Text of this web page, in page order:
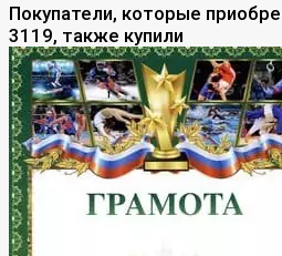
Покупатели, которые
3119, также купили